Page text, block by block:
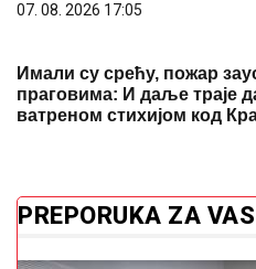
07. 08. 2026 17:05
Имали су срећу, пожар
праговима: И даље траје
ватреном стихијом код
PREPORUKA ZA VAS